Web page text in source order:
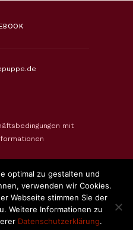
mit
Widerrufsformular
optimal zu gestalten und
verwenden wir Cookies.
Webseite stimmen Sie der
Weitere Informationen zu
Datenschutzerklärung.